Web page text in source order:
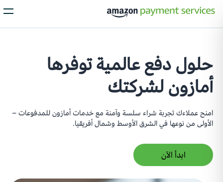
Process Payments
كل ما تحتاجه لمعالجة جميع عمليات الدفع من عملائك
بغض النظر عن طريقة الدفع التي يفضّلونها.
Installments
اجعل عمليات الدفع للمشتريات ذات القيمة الكبيرة أسهل مع الأقساط،
لتتيح لعملائك توزيع تكلفة المشتريات الغالية الثمن مع خطط الدفع المرنة.
حلول دفع عالمية توفرها
أمازون لشركتك
امنح عملاءك تجربة شراء سلسة وآمنة مع خدمات أمازون للمدفوعات –
الأولى من نوعها في الشرق الأوسط وشمال أفريقيا.
ابدأ الآن